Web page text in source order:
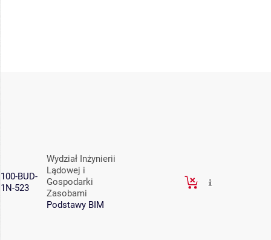
100-BUD-
1N-523
Wydział Inżynierii
Lądowej i
Gospodarki
Zasobami
Podstawy BIM